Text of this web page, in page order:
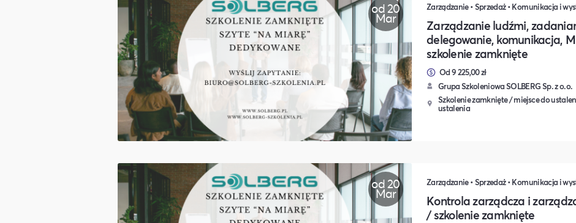
od 20
Mar
Zarządzanie ludźmi,
delegowanie, komunikacja,
szkolenie zamknięte
Od 9 225,00 zł
Grupa Szkoleniowa SOLBERG Sp. z o.o.
Szkolenie zamknięte / miejsce do
ustalenia
od 20
Mar
Kontrola zarządcza i
/ szkolenie zamknięte